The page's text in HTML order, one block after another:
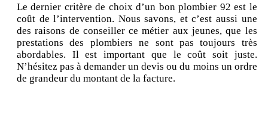
Le dernier critère de choix d’un bon plombier 92 est le
coût de l’intervention. Nous savons, et c’est aussi une
des raisons de conseiller ce métier aux jeunes, que les
prestations des plombiers ne sont pas toujours très
abordables. Il est important que le coût soit juste.
N’hésitez pas à demander un devis ou du moins un ordre
de grandeur du montant de la facture.